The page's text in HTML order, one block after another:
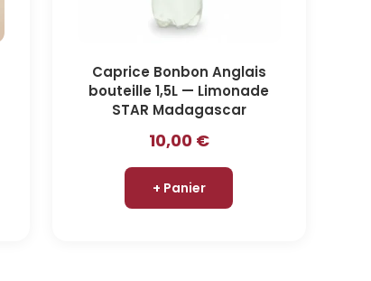
Caprice Bonbon Anglais
bouteille 1,5L — Limonade
STAR Madagascar
10,00 €
+ Panier